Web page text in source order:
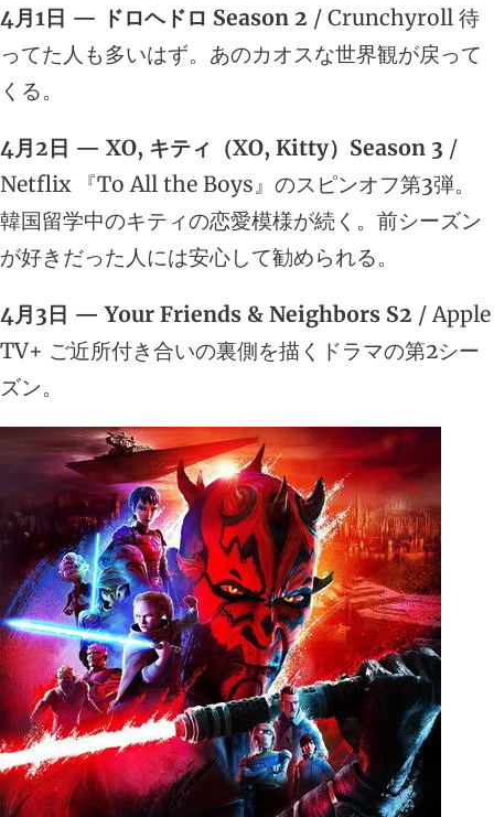
4月1日 — ドロヘドロ Season 2 / Crunchyroll 待
ってた人も多いはず。あのカオスな世界観が戻って
くる。
4月2日 — XO, キティ（XO, Kitty）Season 3 /
Netflix 『To All the Boys』のスピンオフ第3弾。
韓国留学中のキティの恋愛模様が続く。前シーズン
が好きだった人には安心して勧められる。
4月3日 — Your Friends & Neighbors S2 / Apple
TV+ ご近所付き合いの裏側を描くドラマの第2シー
ズン。